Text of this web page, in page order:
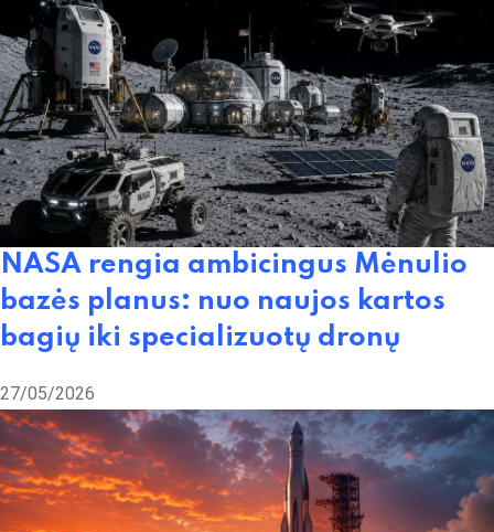
NASA rengia ambicingus Mėnulio
bazės planus: nuo naujos kartos
bagių iki specializuotų dronų
27/05/2026